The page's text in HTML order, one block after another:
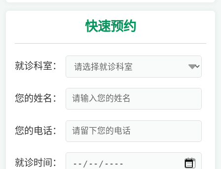
快速预约
就诊科室：
您的姓名：
您的电话：
就诊时间：